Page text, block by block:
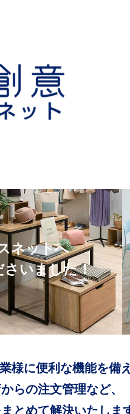
ネットへ
さいました！
様に便利な機能を備
らの注文管理など、
とめて解決いたしま